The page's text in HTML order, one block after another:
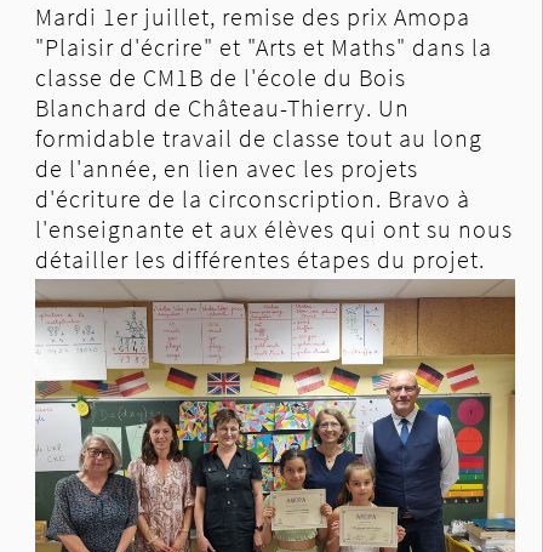
Mardi 1er juillet, remise des prix Amopa
"Plaisir d'écrire" et "Arts et Maths" dans la
classe de CM1B de l'école du Bois
Blanchard de Château-Thierry. Un
formidable travail de classe tout au long
de l'année, en lien avec les projets
d'écriture de la circonscription. Bravo à
l'enseignante et aux élèves qui ont su nous
détailler les différentes étapes du projet.